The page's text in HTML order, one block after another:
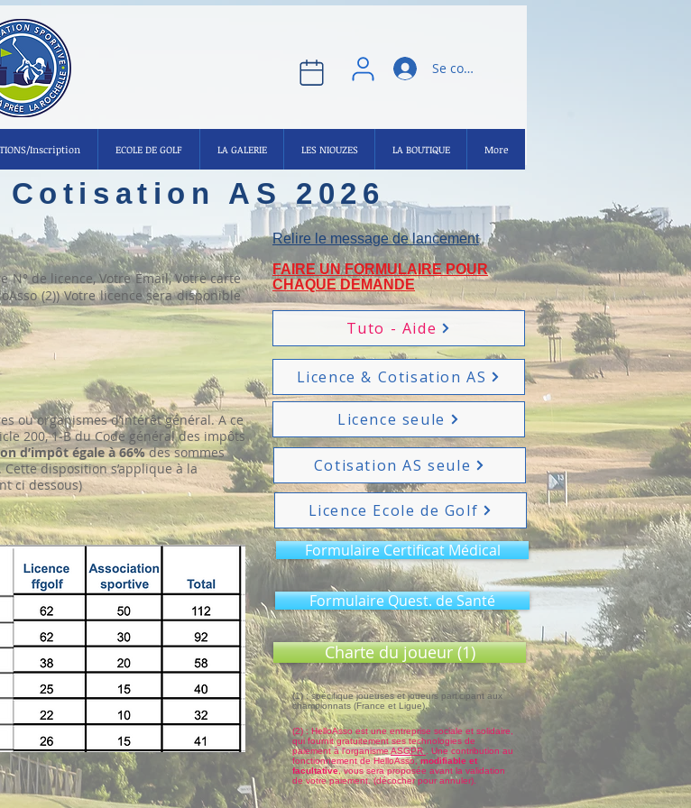
Se connecter
Inscription ECOLE DE GOLF LA GALERIE LES NIOUZES LA BOUTIQUE More
Cotisation AS 2026
de licence, Votre Email, Votre carte
(2)) Votre licence sera disponible
ou organismes d’intérêt général. A ce
200, 1-B du Code général des impôts
d’impôt égale à 66%des sommes
disposition s’applique à la
ci dessous)
Relire le message de lancement
FAIRE UN FORMULAIRE POUR
CHAQUE DEMANDE
Tuto - Aide
Licence & Cotisation AS
Licence seule
Cotisation AS seule
Licence Ecole de Golf
Formulaire Certificat Médical
Formulaire Quest. de Santé
Charte du joueur (1)
(1) : spécifique joueuses et joueurs participant aux
championnats (France et Ligue).
(2) : HelloAsso est une entreprise sociale et solidaire,
qui fournit gratuitement ses technologies de
paiement à l'organismeASGPR
. Une contribution au
fonctionnement de HelloAsso,modifiable et
facultative, vous sera proposée avant la validation
de votre paiement. (décocher pour annuler).